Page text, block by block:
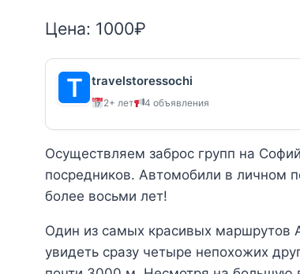
Цена: 1000₽
travelstoressochi
2+ лет 4 объявления
Осуществляем заброс групп на
посредников. Автомобили в личном
более восьми лет!
Один из самых красивых маршрутов
увидеть сразу четыре непохожих